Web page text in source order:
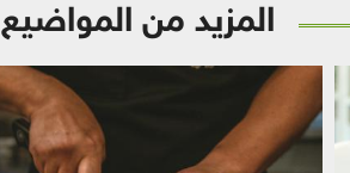
المزيد من المواضيع